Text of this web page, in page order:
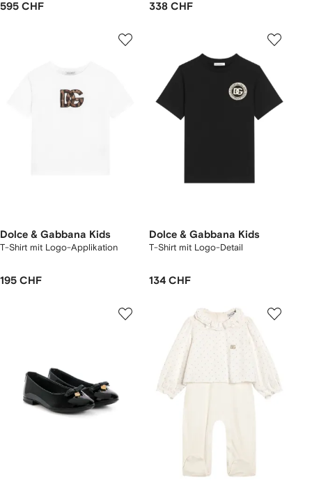
595 CHF 338 CHF
Dolce & Gabbana Kids
T-Shirt mit Logo-Applikation
195 CHF
Dolce & Gabbana Kids
T-Shirt mit Logo-Detail
134 CHF